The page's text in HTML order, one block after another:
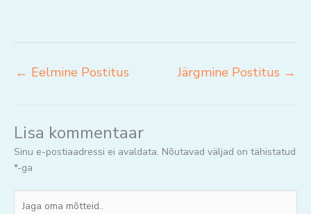
← Eelmine Postitus Järgmine Postitus →
Lisa kommentaar
Sinu e-postiaadressi ei avaldata. Nõutavad väljad on tähistatud
*-ga